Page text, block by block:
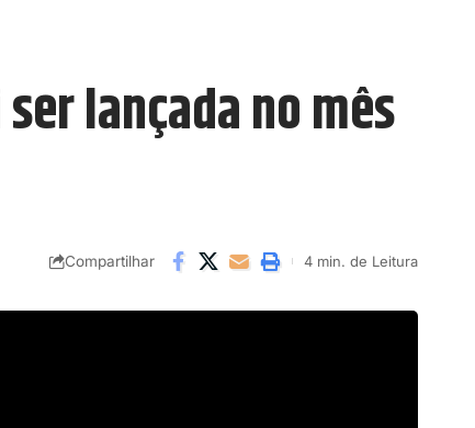
lançada no mês
Compartilhar 4 min. de Leitura